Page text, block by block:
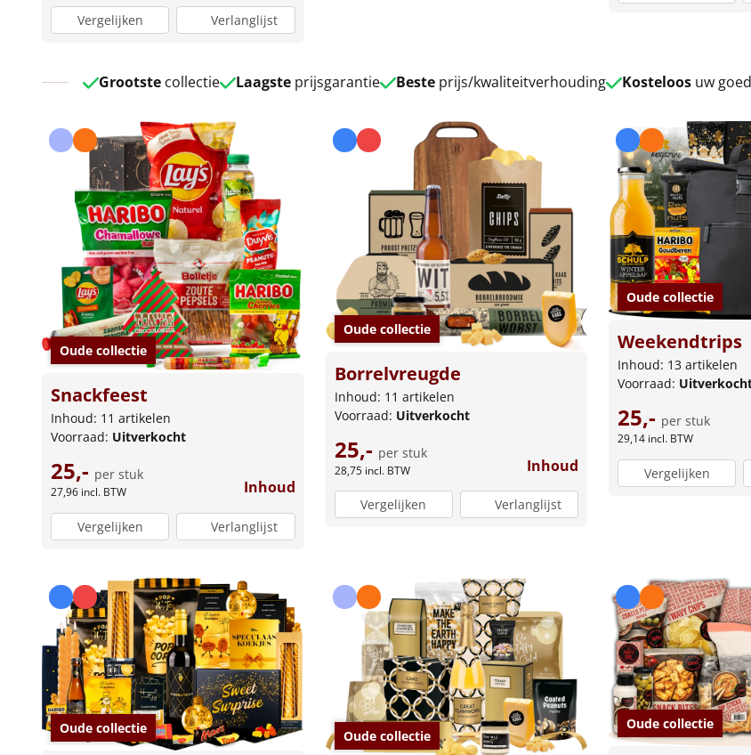
Vergelijken Verlanglijst
Oude collectie
Snackfeest
Inhoud: 11 artikelen
Voorraad: Uitverkocht
25,- per stuk
27,96 incl. BTW Inhoud
Vergelijken Verlanglijst
Oude collectie
Borrelvreugde
Inhoud: 11 artikelen
Voorraad: Uitverkocht
25,- per stuk
28,75 incl. BTW Inhoud
Vergelijken Verlanglijst
Oude collectie
Weekendtrips
Inhoud: 13 artikelen
Voorraad:
25,- per stuk
29,14 incl. BTW
Vergelijken
Oude collectie Oude collectie
Oude collectie
Grootstecollectie Laagsteprijsgarantie Besteprijs/kwaliteitverhouding Kosteloosuw